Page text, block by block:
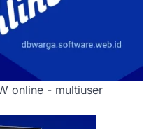
online - multiuser